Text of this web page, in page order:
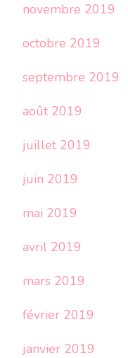
novembre 2019
octobre 2019
septembre 2019
août 2019
juillet 2019
juin 2019
mai 2019
avril 2019
mars 2019
février 2019
janvier 2019